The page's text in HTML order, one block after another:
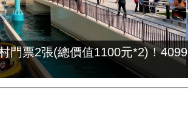
門票2張(總價值1100元*2)！